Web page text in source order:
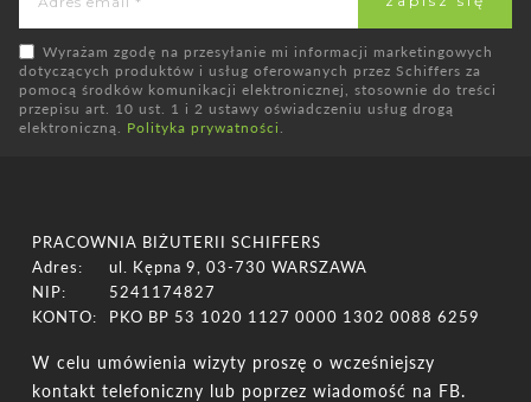
Wyrażam zgodę na przesyłanie mi informacji marketingowych
dotyczących produktów i usług oferowanych przez Schiffers za
pomocą środków komunikacji elektronicznej, stosownie do treści
przepisu art. 10 ust. 1 i 2 ustawy oświadczeniu usług drogą
elektroniczną. Polityka prywatności
PRACOWNIA BIŻUTERII SCHIFFERS
Adres:
ul. Kępna 9, 03-730 WARSZAWA
NIP:
5241174827
KONTO:
PKO BP 53 1020 1127 0000 1302 0088 6259
W celu umówienia wizyty proszę o wcześniejszy
kontakt telefoniczny lub poprzez wiadomość na FB.